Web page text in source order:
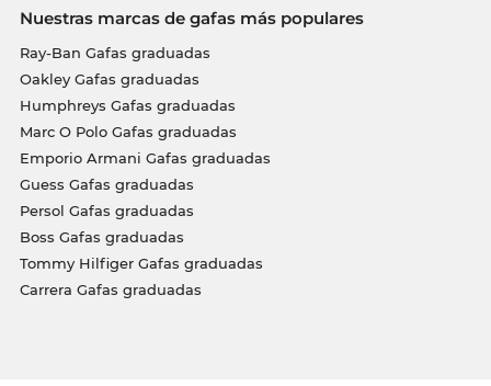
Nuestras marcas de gafas más populares
Ray-Ban Gafas graduadas
Oakley Gafas graduadas
Humphreys Gafas graduadas
Marc O Polo Gafas graduadas
Emporio Armani Gafas graduadas
Guess Gafas graduadas
Persol Gafas graduadas
Boss Gafas graduadas
Tommy Hilfiger Gafas graduadas
Carrera Gafas graduadas